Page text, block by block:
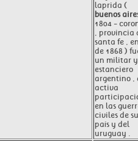
laprida (
buenos
1804 -
, provincia
santa fe ,
de 1868 )
un militar y
estanciero
argentino ,
activa
en las
civiles de su
país y del
uruguay .